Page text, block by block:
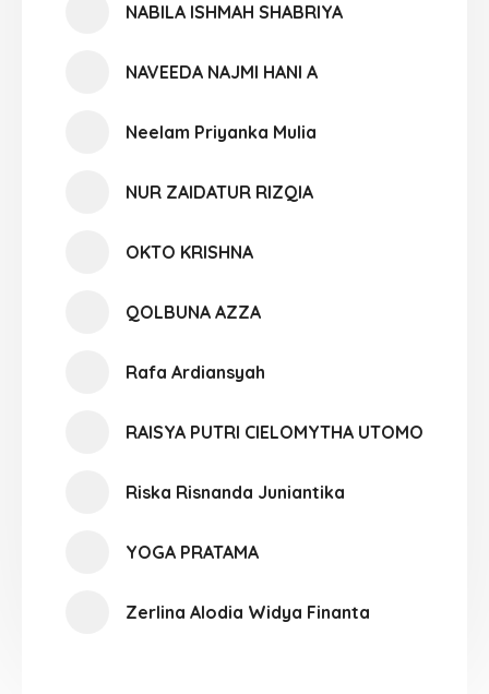
NABILA ISHMAH SHABRIYA
NAVEEDA NAJMI HANI A
Neelam Priyanka Mulia
NUR ZAIDATUR RIZQIA
OKTO KRISHNA
QOLBUNA AZZA
Rafa Ardiansyah
RAISYA PUTRI CIELOMYTHA UTOMO
Riska Risnanda Juniantika
YOGA PRATAMA
Zerlina Alodia Widya Finanta